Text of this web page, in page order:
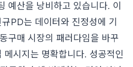
예산을 낭비하고 있습니다. 이
PD는 데이터와 진정성에 기
구매 시장의 패러다임을 바꾸
메시지는 명확합니다. 성공적인